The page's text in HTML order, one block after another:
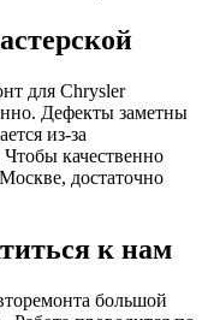
для Chrysler
Дефекты заметны
из-за
качественно
достаточно
к нам
большой